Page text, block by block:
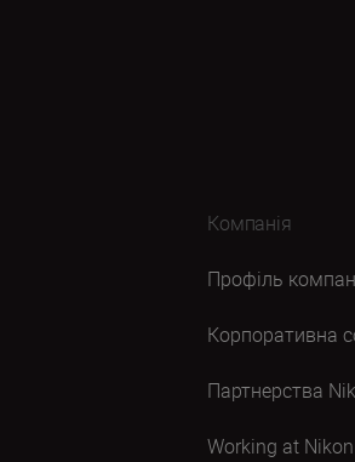
Компанія
Профіль
Корпоративна
Партнерства
Working at Nikon